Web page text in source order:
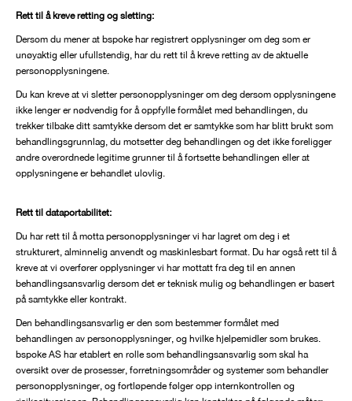
Rett til å kreve retting og sletting:
Dersom du mener at bspoke har registrert opplysninger om deg som er
unøyaktig eller ufullstendig, har du rett til å kreve retting av de aktuelle
personopplysningene.
Du kan kreve at vi sletter personopplysninger om deg dersom opplysningene
ikke lenger er nødvendig for å oppfylle formålet med behandlingen, du
trekker tilbake ditt samtykke dersom det er samtykke som har blitt brukt som
behandlingsgrunnlag, du motsetter deg behandlingen og det ikke foreligger
andre overordnede legitime grunner til å fortsette behandlingen eller at
opplysningene er behandlet ulovlig.
Rett til dataportabilitet:
Du har rett til å motta personopplysninger vi har lagret om deg i et
strukturert, alminnelig anvendt og maskinlesbart format. Du har også rett til å
kreve at vi overfører opplysninger vi har mottatt fra deg til en annen
behandlingsansvarlig dersom det er teknisk mulig og behandlingen er basert
på samtykke eller kontrakt.
Den behandlingsansvarlig er den som bestemmer formålet med
behandlingen av personopplysninger, og hvilke hjelpemidler som brukes.
bspoke AS har etablert en rolle som behandlingsansvarlig som skal ha
oversikt over de prosesser, forretningsområder og systemer som behandler
personopplysninger, og fortløpende følger opp internkontrollen og